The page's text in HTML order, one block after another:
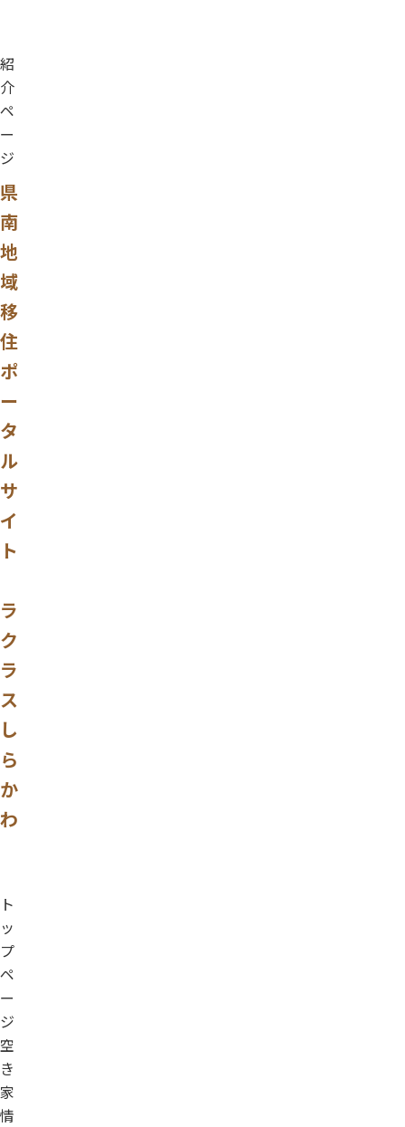
紹
介
ペ
ー
ジ
県
南
地
域
移
住
ポ
ー
タ
ル
サ
イ
ト
ラ
ク
ラ
ス
し
ら
か
わ
ト
ッ
プ
ペ
ー
ジ
空
き
家
情